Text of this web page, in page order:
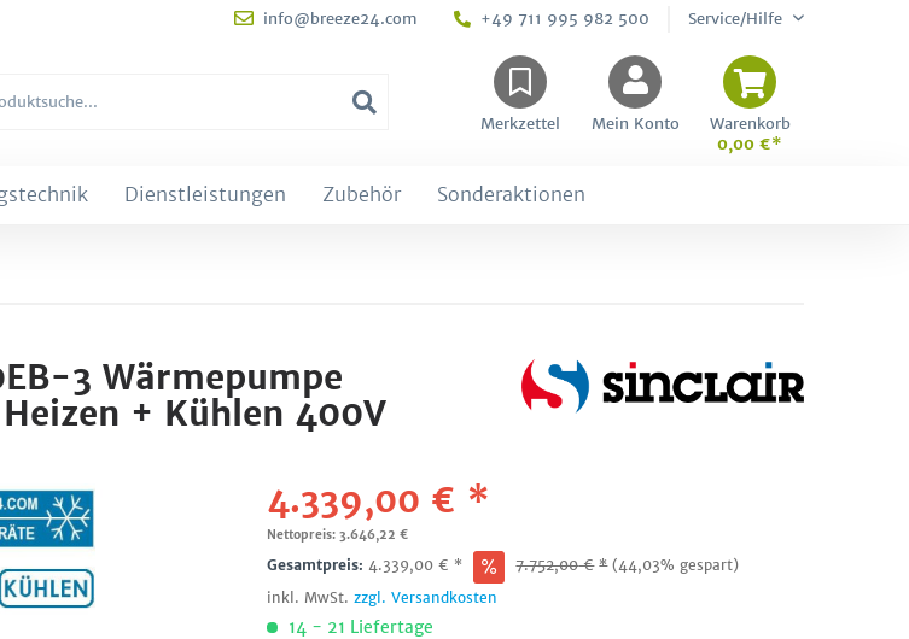
info@breeze24.com +49 711 995 982 500 Service/Hilfe
Merkzettel Mein Konto
Warenkorb
0,00 €*
Dienstleistungen Zubehör Sonderaktionen
3 Wärmepumpe
+ Kühlen 400V
4.339,00 € *
Nettopreis: 3.646,22 €
Gesamtpreis:4.339,00 € * 7.752,00€ * (44,03% gespart)
inkl. MwSt.zzgl. Versandkosten
14 - 21 Liefertage